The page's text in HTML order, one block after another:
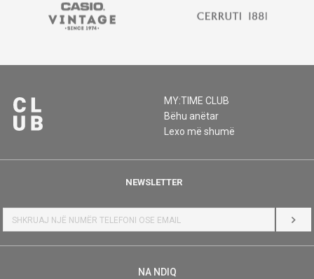
MY:TIME CLUB
Bëhu anëtar
Lexo më shumë
NEWSLETTER
HYR
NA NDIQ